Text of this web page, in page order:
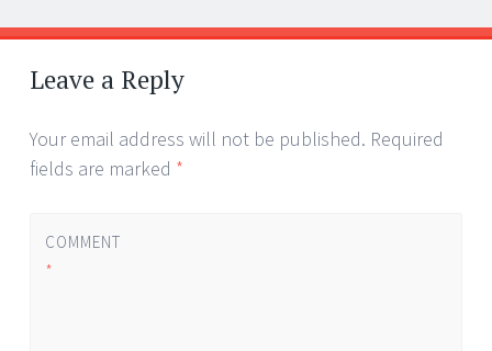
Leave a Reply
Your email address will not be published. Required
fields are marked *
COMMENT
*